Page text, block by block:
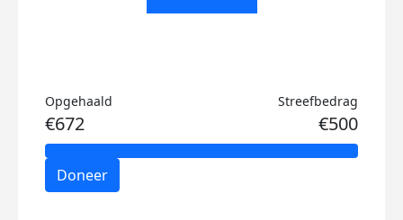
Opgehaald
€672
Streefbedrag
€500
Doneer